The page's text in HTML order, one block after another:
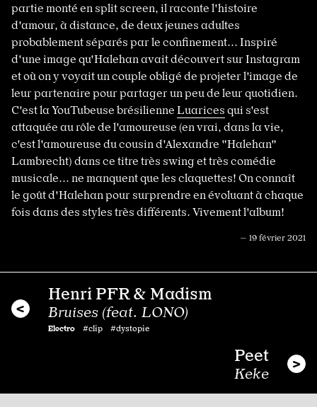
partie monté en split screen, il raconte l'histoire
d'amour, à distance, de deux jeunes adultes
probablement séparés par le confinement... Inspiré
d'une image qu'Halehan avait découvert sur Instagram
et où on y voyait un couple obligé de projeter l'image de
leur partenaire pour partager un peu de leur quotidien.
C'est la YouTubeuse brésilienne Luarices qui s'est
attaquée au rôle de l'amoureuse (en vrai, dans la vie,
c'est l'amoureuse du cousin d'Alexandre "Halehan"
Lambrecht) dans ce titre très swing et très comédie
musicale... ne manquent que les claquettes! On connaît
le goût d'Halehan pour surprendre en évoluant à chaque
fois dans des styles très différents. Vivement l'album!
— 19 février 2021
Henri PFR & Madism
Bruises (feat. LONO)
Electro #clip #dystopie
Peet
Keke